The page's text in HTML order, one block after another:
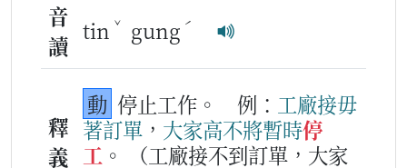
音
讀
tin ˇ gung ˊ
釋
義
動 停止工作。 例： 工廠接毋
著訂單 ， 大家高不將暫時停
工 。
（工廠接不到訂單，大家